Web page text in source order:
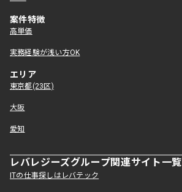
案件特徴
高単価
実務経験が浅い方OK
エリア
東京都(23区)
大阪
愛知
レバレジーズグループ関連サイト一覧
ITの仕事探しはレバテック